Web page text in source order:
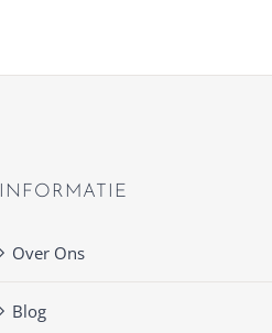
INFORMATIE
Over Ons
Blog